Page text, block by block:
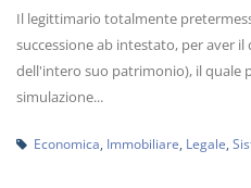
Il legittimario totalmente
successione ab intestato, per aver
dell'intero suo patrimonio), il quale
simulazione...
Economica Immobiliare Legale